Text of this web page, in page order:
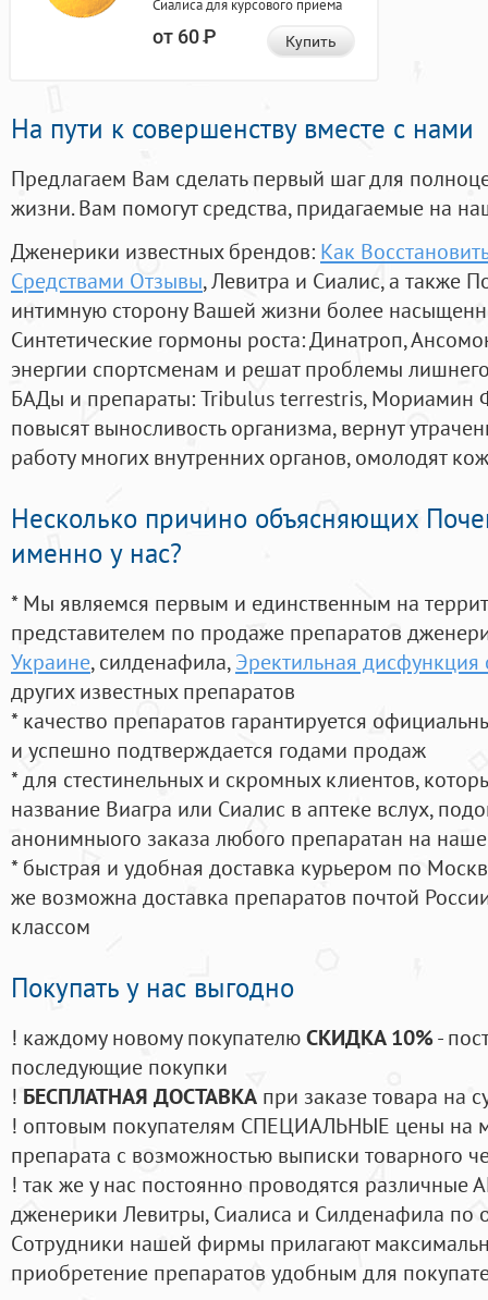
Сиалиса для курсового приема
от 60Р Купить
На пути к совершенству вместе с нами
Предлагаем Вам сделать первый шаг для
жизни. Вам помогут средства, придагаемые на
Дженерики известных брендов: Как
Средствами Отзывы, Левитра и Сиалис, а также
интимную сторону Вашей жизни более
Синтетические гормоны роста: Динатроп,
энергии спортсменам и решат проблемы
БАДы и препараты:Tribulus terrestris, Мориамин
повысят выносливость организма, вернут
работу многих внутренних органов, омолодят
Несколько причино объясняющих
именно у нас?
* Мы являемся первым и единственным на
представителем по продаже препаратов
Украине, силденафила, Эректильная дисфункция
других известных препаратов
* качество препаратов гарантируется
и успешно подтверждается годами продаж
* для стестинельных и скромных клиентов,
название Виагра или Сиалис в аптеке вслух,
анонимныого заказа любого препаратан на
* быстрая и удобная доставка курьером по
же возможна доставка препаратов почтой
классом
Покупать у нас выгодно
! каждому новому покупателюСКИДКА 10%-
последующие покупки
! БЕСПЛАТНАЯ ДОСТАВКА при заказе товара на
! оптовым покупателям СПЕЦИАЛЬНЫЕ цены на
препарата с возможностью выписки товарного
! так же у нас постоянно проводятся
дженерики Левитры, Сиалиса и Силденафила по
Cотрудники нашей фирмы прилагают
приобретение препаратов удобным для